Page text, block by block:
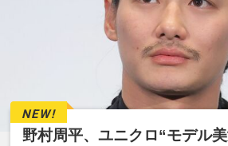
野村周平、ユニクロ“モデル